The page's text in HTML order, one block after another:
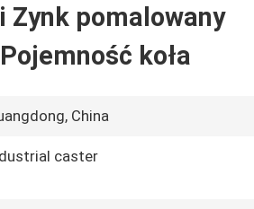
Zynk pomalowany
koła
China
caster